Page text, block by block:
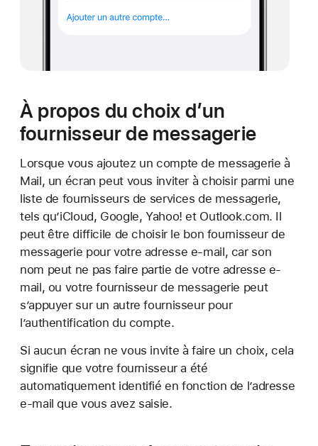
À propos du choix d’un
fournisseur de messagerie
Lorsque vous ajoutez un compte de messagerie à
Mail, un écran peut vous inviter à choisir parmi une
liste de fournisseurs de services de messagerie,
tels qu’iCloud, Google, Yahoo! et Outlook.com. Il
peut être difficile de choisir le bon fournisseur de
messagerie pour votre adresse e-mail, car son
nom peut ne pas faire partie de votre adresse e-
mail, ou votre fournisseur de messagerie peut
s’appuyer sur un autre fournisseur pour
l’authentification du compte.
Si aucun écran ne vous invite à faire un choix, cela
signifie que votre fournisseur a été
automatiquement identifié en fonction de l’adresse
e-mail que vous avez saisie.